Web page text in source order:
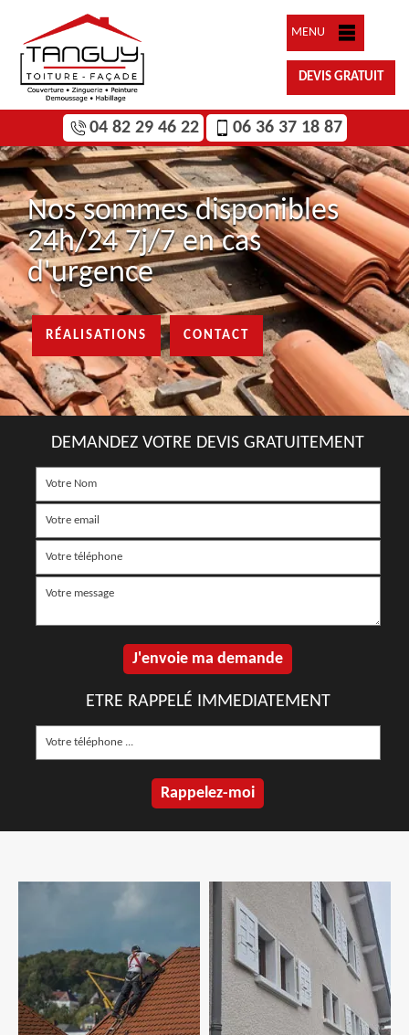
MENU
DEVIS GRATUIT
04 82 29 46 22 06 36 37 18 87
Nos sommes disponibles
24h/24 7j/7 en cas
d'urgence
RÉALISATIONS CONTACT
DEMANDEZ VOTRE DEVIS GRATUITEMENT
ETRE RAPPELÉ IMMEDIATEMENT